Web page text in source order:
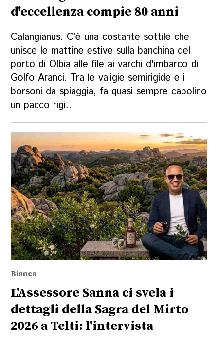
d'eccellenza compie 80 anni
Calangianus. C’è una costante sottile che
unisce le mattine estive sulla banchina del
porto di Olbia alle file ai varchi d'imbarco di
Golfo Aranci. Tra le valigie semirigide e i
borsoni da spiaggia, fa quasi sempre capolino
un pacco rigi...
Bianca
L'Assessore Sanna ci svela i
dettagli della Sagra del Mirto
2026 a Telti: l'intervista